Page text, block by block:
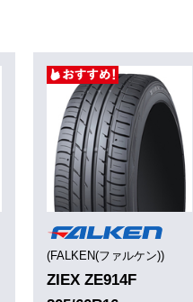
(FALKEN(ファルケン))
ZIEX ZE914F